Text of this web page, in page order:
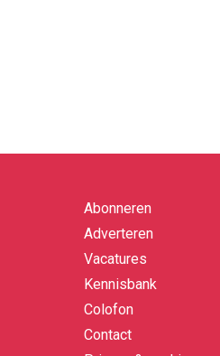
Abonneren
Adverteren
Vacatures
Kennisbank
Colofon
Contact